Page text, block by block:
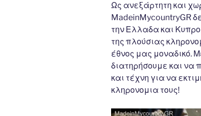
Ως ανεξάρτητη και
MadeinMycountryGR
την Ελλαδα και
της πλούσιας
έθνος μας μοναδικό.
διατηρήσουμε και να
και τέχνη για να
κληρονομια τους!